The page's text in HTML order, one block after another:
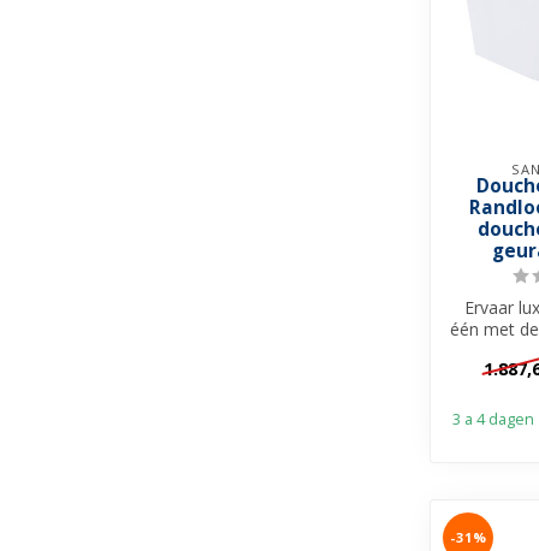
Ervaar
één met
douche-
3 a 4 dagen
-31%